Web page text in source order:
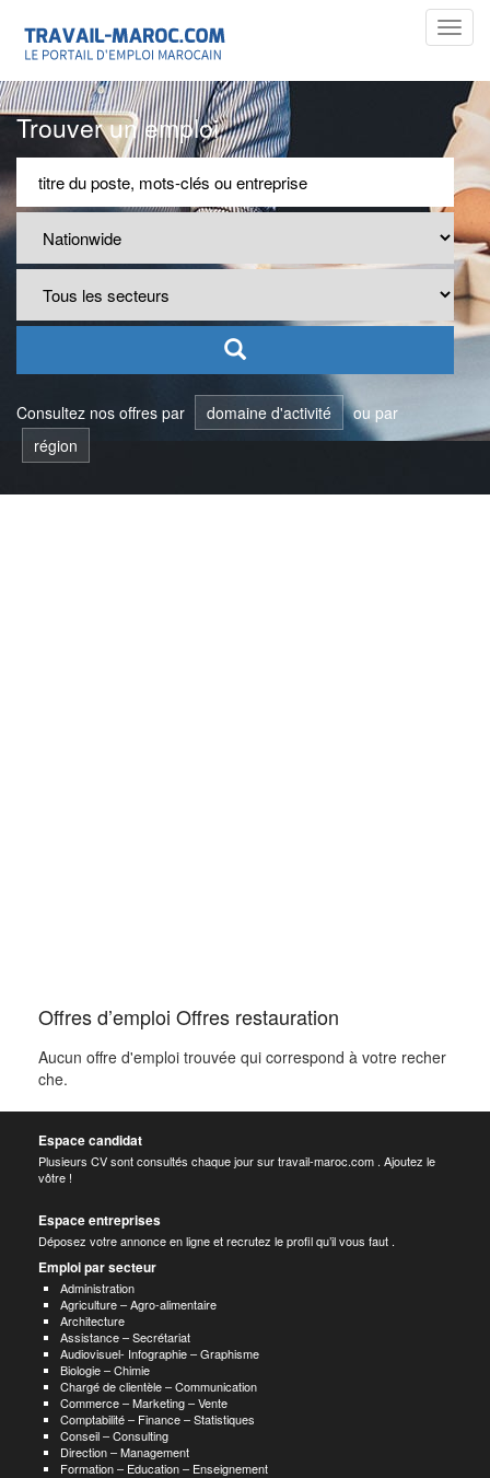
Trouver un emploi
Consultez nos offres par domaine d'activité
ou par
région
Offres d’emploi Offres restauration
Aucun offre d'emploi trouvée qui correspond à votre recher
che.
Espace candidat
Plusieurs CV sont consultés chaque jour sur travail-maroc.com . Ajoutez le
vôtre !
Espace entreprises
Déposez votre annonce en ligne et recrutez le profil qu’il vous faut .
Emploi par secteur
Administration
Agriculture – Agro-alimentaire
Architecture
Assistance – Secrétariat
Audiovisuel- Infographie – Graphisme
Biologie – Chimie
Chargé de clientèle – Communication
Commerce – Marketing – Vente
Comptabilité – Finance – Statistiques
Conseil – Consulting
Direction – Management
Formation – Education – Enseignement